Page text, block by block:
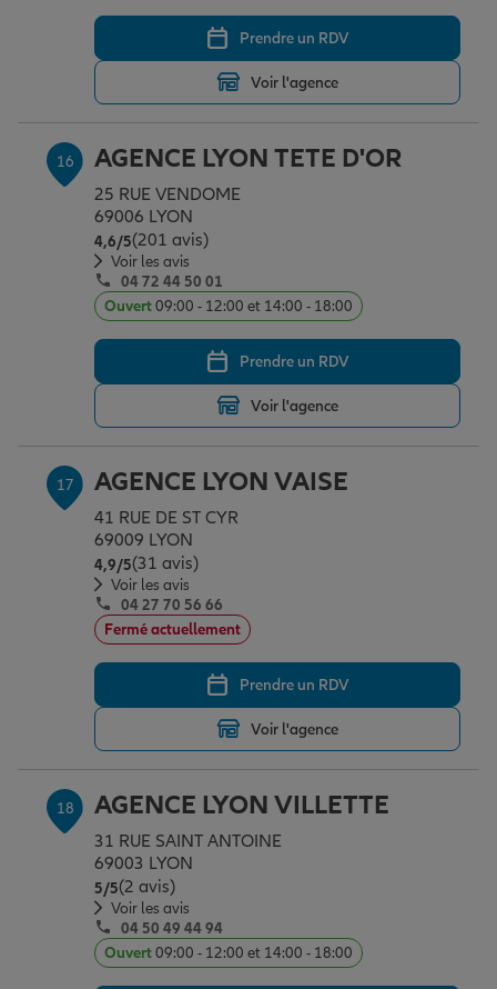
Prendre un RDV
Voir l'agence
16 AGENCE LYON TETE D'OR
25 RUE VENDOME
69006 LYON
4,6/5Note de 4.6 sur 5
(201 avis)
Voir les avis
04 72 44 50 01
Ouvert09:00 - 12:00 et 14:00 - 18:00
Prendre un RDV
Voir l'agence
17 AGENCE LYON VAISE
41 RUE DE ST CYR
69009 LYON
4,9/5Note de 4.9 sur 5
(31 avis)
Voir les avis
04 27 70 56 66
Fermé actuellement
Prendre un RDV
Voir l'agence
18 AGENCE LYON VILLETTE
31 RUE SAINT ANTOINE
69003 LYON
5/5Note de 5 sur 5
(2 avis)
Voir les avis
04 50 49 44 94
Ouvert09:00 - 12:00 et 14:00 - 18:00